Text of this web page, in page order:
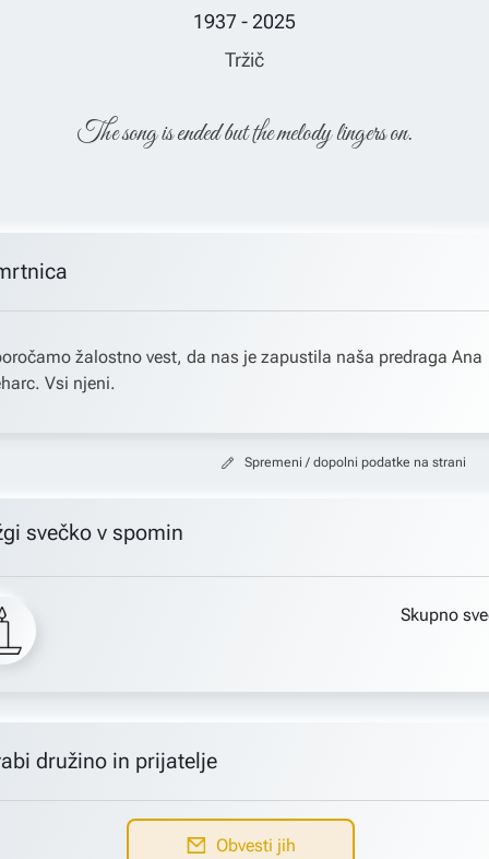
1937 - 2025
Tržič
The song is ended but the melody lingers on.
žalostno vest, da nas je zapustila naša predraga Ana
Vsi njeni.
Spremeni / dopolni podatke na strani
svečko v spomin
Skupno
družino in prijatelje
Obvesti jih